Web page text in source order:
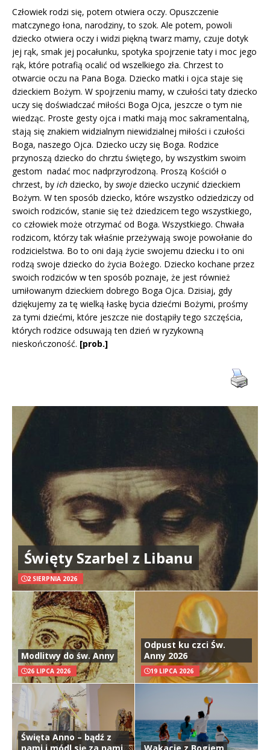
Człowiek rodzi się, potem otwiera oczy. Opuszczenie
matczynego łona, narodziny, to szok. Ale potem, powoli
dziecko otwiera oczy i widzi piękną twarz mamy, czuje dotyk
jej rąk, smak jej pocałunku, spotyka spojrzenie taty i moc jego
rąk, które potrafią ocalić od wszelkiego zła. Chrzest to
otwarcie oczu na Pana Boga. Dziecko matki i ojca staje się
dzieckiem Bożym. W spojrzeniu mamy, w czułości taty dziecko
uczy się doświadczać miłości Boga Ojca, jeszcze o tym nie
wiedząc. Proste gesty ojca i matki mają moc sakramentalną,
stają się znakiem widzialnym niewidzialnej miłości i czułości
Boga, naszego Ojca. Dziecko uczy się Boga. Rodzice
przynoszą dziecko do chrztu świętego, by wszystkim swoim
gestom nadać moc nadprzyrodzoną. Proszą Kościół o
chrzest, by ich dziecko, by swoje dziecko uczynić dzieckiem
Bożym. W ten sposób dziecko, które wszystko odziedziczy od
swoich rodziców, stanie się też dziedzicem tego wszystkiego,
co człowiek może otrzymać od Boga. Wszystkiego. Chwała
rodzicom, którzy tak właśnie przeżywają swoje powołanie do
rodzicielstwa. Bo to oni dają życie swojemu dziecku i to oni
rodzą swoje dziecko do życia Bożego. Dziecko kochane przez
swoich rodziców w ten sposób poznaje, że jest również
umiłowanym dzieckiem dobrego Boga Ojca. Dzisiaj, gdy
dziękujemy za tę wielką łaskę bycia dziećmi Bożymi, prośmy
za tymi dziećmi, które jeszcze nie dostąpiły tego szczęścia,
których rodzice odsuwają ten dzień w ryzykowną
nieskończoność. [prob.]
Święty Szarbel z Libanu
2 SIERPNIA 2026
Modlitwy do św. Anny
26 LIPCA 2026
Odpust ku czci Św.
Anny 2026
19 LIPCA 2026
Święta Anno – bądź z